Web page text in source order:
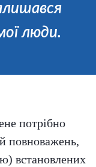
люди.
потрібно
повноважень,
встановлених